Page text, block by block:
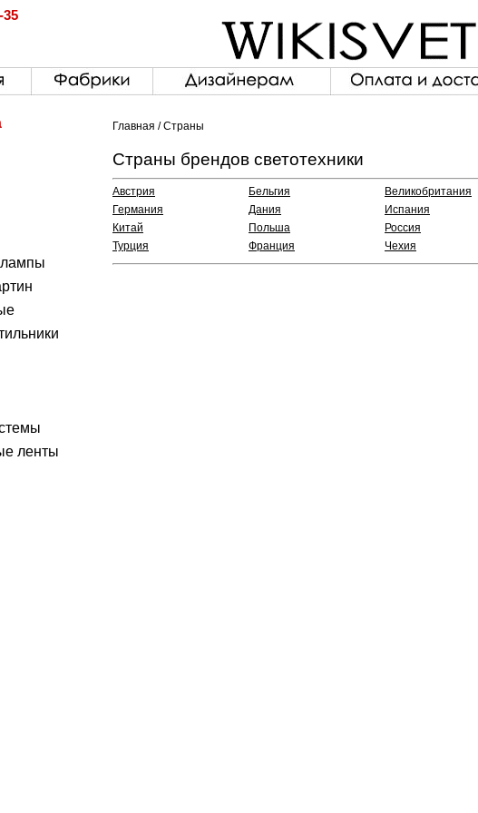
35
ленты
Главная / Страны
Страны брендов светотехники
Австрия Бельгия Великобритания
Германия
Дания Испания
Китай
Польша Россия
Турция
Франция Чехия